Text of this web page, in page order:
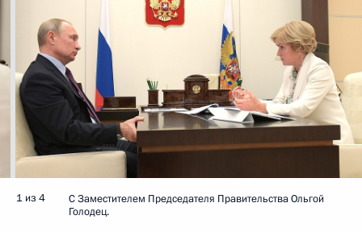
1 из 4
С Заместителем Председателя Правительства Ольгой
Голодец.